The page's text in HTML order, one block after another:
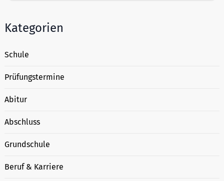
Kategorien
Schule
Prüfungstermine
Abitur
Abschluss
Grundschule
Beruf & Karriere